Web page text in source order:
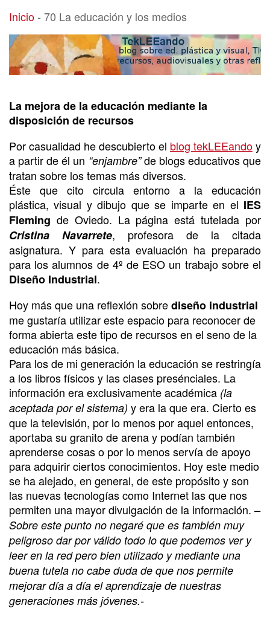
70 La educación y los medios
Inicio- 70 La educación y los medios
La mejora de la educación mediante la
disposición de recursos
Por casualidad he descubierto el blog tekLEEandoy
a partir de él un “enjambre”de blogs educativos que
tratan sobre los temas más diversos.
Éste que cito circula entorno a la educación
plástica, visual y dibujo que se imparte en el IES
Fleming de Oviedo. La página está tutelada por
Cristina Navarrete, profesora de la citada
asignatura. Y para esta evaluación ha preparado
para los alumnos de 4º de ESO un trabajo sobre el
Diseño Industrial.
Hoy más que una reflexión sobrediseño industrial
me gustaría utilizar este espacio para reconocer de
forma abierta este tipo de recursos en el seno de la
educación más básica.
Para los de mi generación la educación se restringía
a los libros físicos y las clases presénciales. La
información era exclusivamente académica (la
aceptada por el sistema) y era la que era. Cierto es
que la televisión, por lo menos por aquel entonces,
aportaba su granito de arena y podían también
aprenderse cosas o por lo menos servía de apoyo
para adquirir ciertos conocimientos. Hoy este medio
se ha alejado, en general, de este propósito y son
las nuevas tecnologías como Internet las que nos
permiten una mayor divulgación de la información. –
Sobre este punto no negaré que es también muy
peligroso dar por válido todo lo que podemos ver y
leer en la red pero bien utilizado y mediante una
buena tutela no cabe duda de que nos permite
mejorar día a día el aprendizaje de nuestras
generaciones más jóvenes.-